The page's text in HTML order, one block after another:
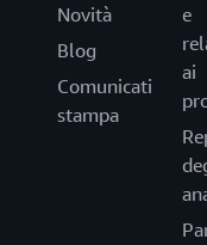
Novità
Blog
Comunicati
stampa
e
ai